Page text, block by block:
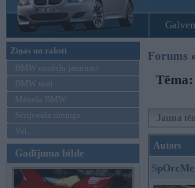
Ziņas un raksti
BMW modeļu jaunumi
BMW testi
Mēneša BMW
Sērijveida tūnings
Vel...
Gadījuma bilde
Forums
Jauna
Autors